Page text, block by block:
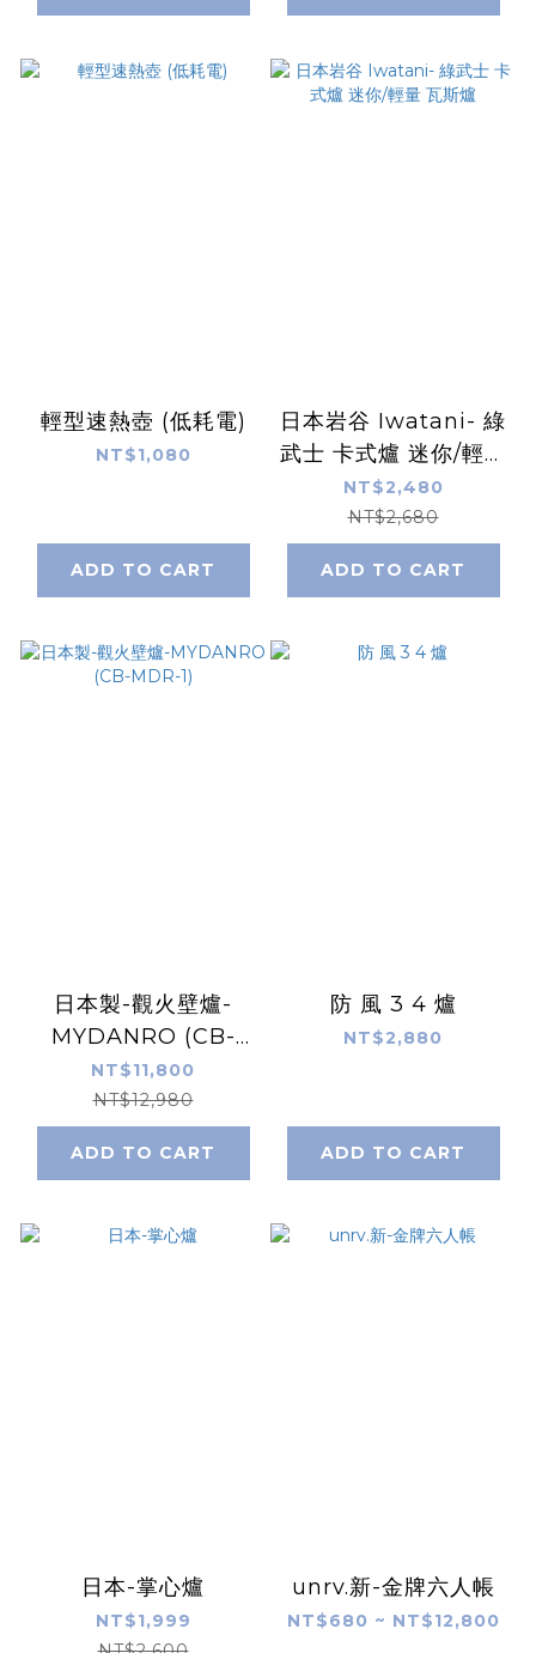
輕型速熱壺 (低耗電)
NT$1,080
ADD TO CART
日本岩谷 Iwatani- 綠
武士 卡式爐 迷你/輕量
瓦斯爐
NT$2,480
NT$2,680
ADD TO CART
日本製-觀火壁爐-
MYDANRO (CB-
MDR-1)
NT$11,800
NT$12,980
ADD TO CART
防 風 3 4 爐
NT$2,880
ADD TO CART
日本-掌心爐
NT$1,999
unrv.新-金牌六人帳
NT$680 ~ NT$12,800